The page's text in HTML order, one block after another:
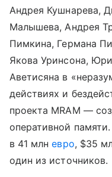
Андрея Кушнарева,
Малышева, Андрея
Пимкина, Германа
Якова Уринсона,
Аветисяна в
действиях и
проекта MRAM —
оперативной
в 41 млневро, $35
один из источников.